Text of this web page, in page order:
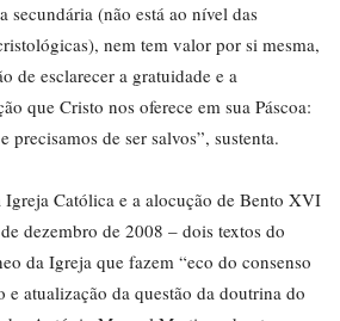
secundária (não está ao nível das
nem tem valor por si mesma,
de esclarecer a gratuidade e a
que Cristo nos oferece em sua Páscoa:
precisamos de ser salvos”, sustenta.
Igreja Católica e a alocução de Bento XVI
dezembro de 2008 – dois textos do
da Igreja que fazem “eco do consenso
e atualização da questão da doutrina do